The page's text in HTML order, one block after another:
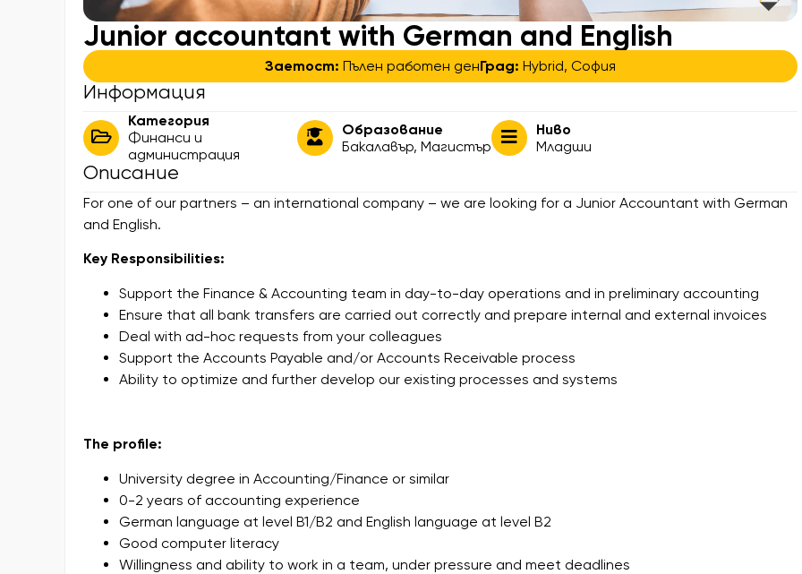
Junior accountant with German and English
Заетост: Пълен работен денГрад: Hybrid, София
Информация
Категория
Финанси и
администрация
Образование
Бакалавър,Магистър
Ниво
Младши
Описание
For one of our partners – an international company – we are looking for a Junior Accountant with German
and English.
Key Responsibilities:
Support the Finance & Accounting team in day-to-day operations and in preliminary accounting
Ensure that all bank transfers are carried out correctly and prepare internal and external invoices
Deal with ad-hoc requests from your colleagues
Support the Accounts Payable and/or Accounts Receivable process
Ability to optimize and further develop our existing processes and systems
The profile:
University degree in Accounting/Finance or similar
0-2 years of accounting experience
German language at level B1/B2 and English language at level B2
Good computer literacy
Willingness and ability to work in a team, under pressure and meet deadlines